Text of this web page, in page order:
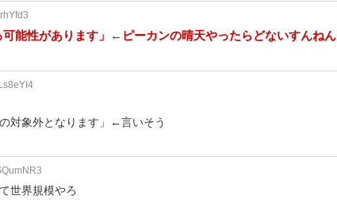
可能性があります」←ピーカンの晴天やったらどないすんねん
対象外となります」←言いそう
世界規模やろ